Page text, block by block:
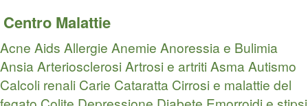
Centro Malattie
Acne Aids Allergie Anemie Anoressia e Bulimia
AnsiaArteriosclerosiArtrosi e artritiAsmaAutismo
Calcoli renali Carie Cataratta Cirrosi e malattie del